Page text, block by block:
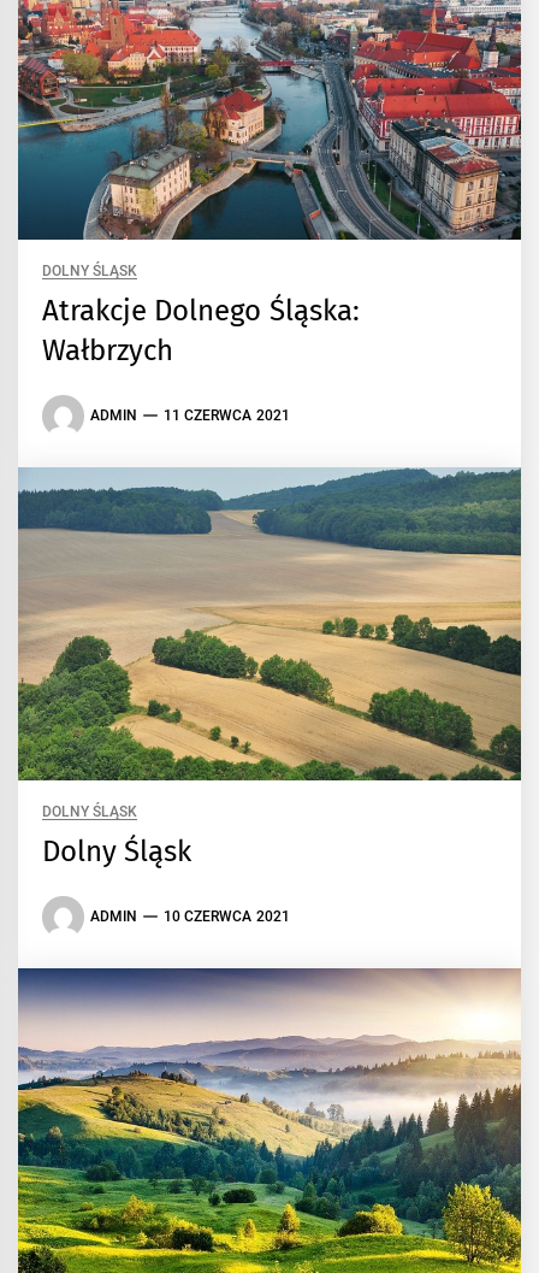
DOLNY ŚLĄSK
Atrakcje Dolnego Śląska:
Wałbrzych
ADMIN 11 CZERWCA 2021
DOLNY ŚLĄSK
Dolny Śląsk
ADMIN 10 CZERWCA 2021